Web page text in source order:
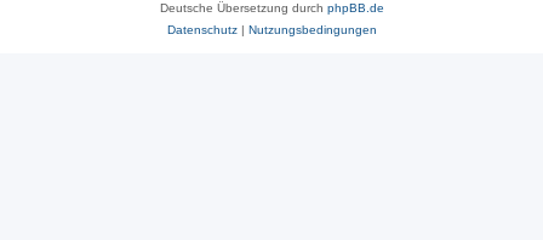
Deutsche Übersetzung durch phpBB.de
Datenschutz| Nutzungsbedingungen